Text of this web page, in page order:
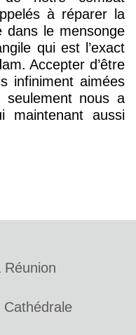
à réparer la
dans le mensonge
qui est l’exact
Accepter d’être
infiniment aimées
nous a
maintenant aussi
Réunion
Cathédrale